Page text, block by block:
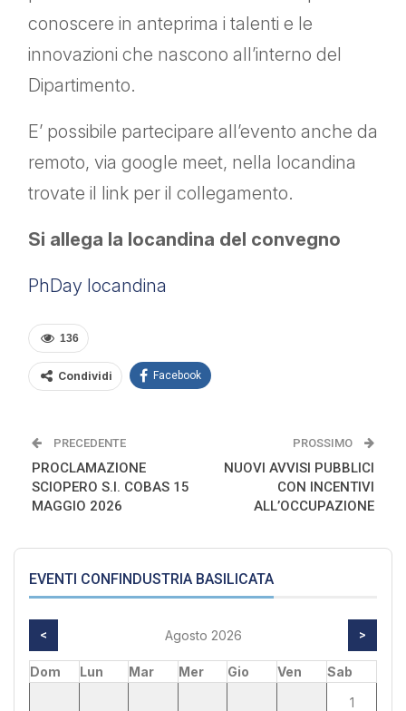
conoscere in anteprima i talenti e le
innovazioni che nascono all’interno del
Dipartimento.
E’ possibile partecipare all’evento anche da
remoto, via google meet, nella locandina
trovate il link per il collegamento.
Si allega la locandina del convegno
PhDay locandina
136
Condividi Facebook
PRECEDENTE
PROCLAMAZIONE
SCIOPERO S.I. COBAS 15
MAGGIO 2026
PROSSIMO
NUOVI AVVISI PUBBLICI
CON INCENTIVI
ALL’OCCUPAZIONE
EVENTI CONFINDUSTRIA BASILICATA
< Agosto 2026 >
Dom Lun Mar Mer Gio Ven
Sab
1